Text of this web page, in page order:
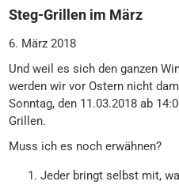
Steg-Grillen im März
6. März 2018
Und weil es sich den ganzen
werden wir vor Ostern nicht
Sonntag, den 11.03.2018 ab
Grillen.
Muss ich es noch erwähnen?
Jeder bringt selbst mit,